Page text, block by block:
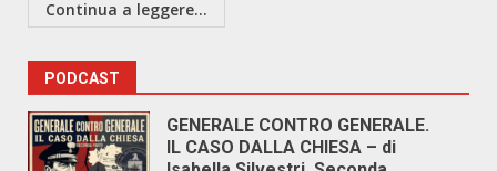
Continua a leggere...
PODCAST
GENERALE CONTRO GENERALE.
IL CASO DALLA CHIESA – di